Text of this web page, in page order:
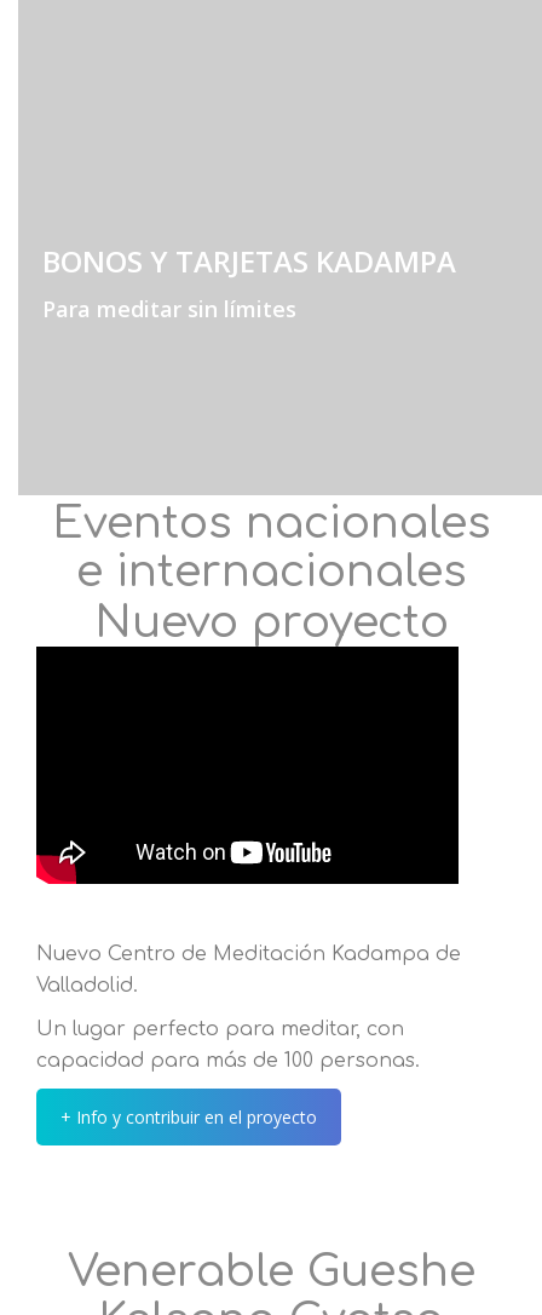
BONOS Y TARJETAS KADAMPA
Para meditar sin límites
Eventos nacionales
e internacionales
Nuevo proyecto
Nuevo Centro de Meditación Kadampa de
Valladolid.
Un lugar perfecto para meditar, con
capacidad para más de 100 personas.
+ Info y contribuir en el proyecto
Venerable Gueshe